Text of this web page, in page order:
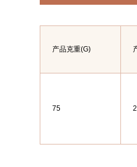
产品克重(G)
75